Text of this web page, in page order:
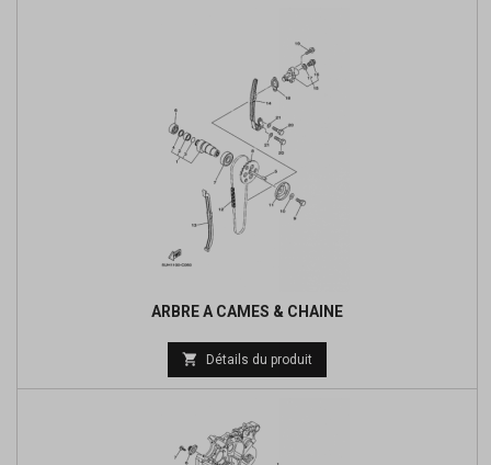
ARBRE A CAMES & CHAINE
Prix
de
 Détails du produit